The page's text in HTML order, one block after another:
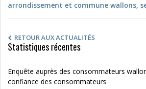
arrondissement et commune wallons,
RETOUR AUX ACTUALITÉS
Statistiques récentes
Enquête auprès des consommateurs
confiance des consommateurs